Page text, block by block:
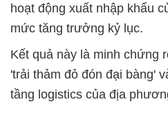
hoạt động xuất nhập khẩu
mức tăng trưởng kỷ lục.
Kết quả này là minh chứng
'trải thảm đỏ đón đại bàng'
tầng logistics của địa